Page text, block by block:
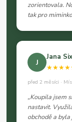
zorientovala.
tak pro
J
Jana
před 2 měsíci ·
„Koupila jsem
nastavit.
obchodě a